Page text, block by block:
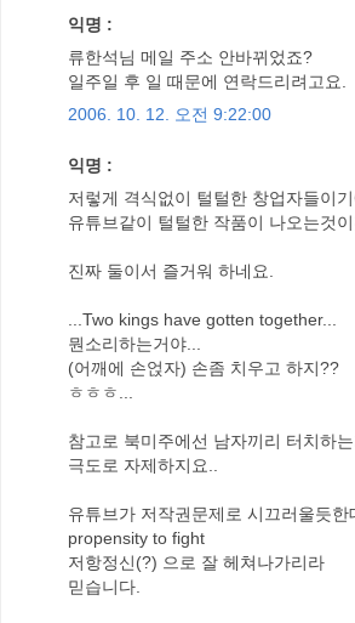
익명 :
류한석님 메일 주소 안바뀌었죠?
일주일 후 일 때문에 연락드리려고요.
2006. 10. 12. 오전 9:22:00
익명 :
저렇게 격식없이 털털한 창업자들이기
유튜브같이 털털한 작품이 나오는것
진짜 둘이서 즐거워 하네요.
...Two kings have gotten together...
뭔소리하는거야...
(어깨에 손얹자) 손좀 치우고 하지??
ㅎㅎㅎ...
참고로 북미주에선 남자끼리 터치하
극도로 자제하지요..
유튜브가 저작권문제로 시끄러울듯한
propensity to fight
저항정신(?) 으로 잘 헤쳐나가리라
믿습니다.